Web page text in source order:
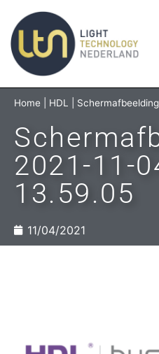
Home HDL
2021-11-
13.59.05
11/04/2021